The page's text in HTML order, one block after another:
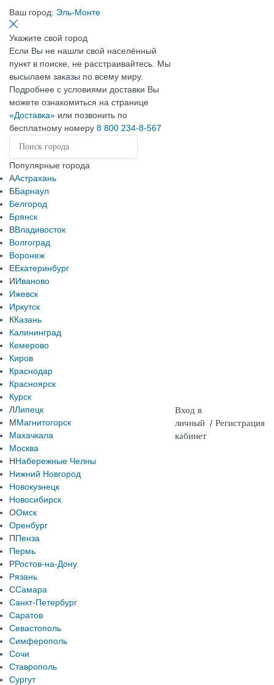
Ваш город: Эль-Монте
Укажите свой город
Если Вы не нашли свой населённый
пункт в поиске, не расстраивайтесь. Мы
высылаем заказы по всему миру.
Подробнее с условиями доставки Вы
можете ознакомиться на странице
«Доставка» или позвонить по
бесплатному номеру 8 800 234-8-567
Популярные города
ААстрахань
ББарнаул
Белгород
Брянск
ВВладивосток
Волгоград
Воронеж
ЕЕкатеринбург
ИИваново
Ижевск
Иркутск
ККазань
Калининград
Кемерово
Киров
Краснодар
Красноярск
Курск
ЛЛипецк
ММагнитогорск
Махачкала
Москва
ННабережные Челны
Нижний Новгород
Новокузнецк
Новосибирск
ООмск
Оренбург
ППенза
Пермь
РРостов-на-Дону
Рязань
ССамара
Санкт-Петербург
Саратов
Севастополь
Симферополь
Сочи
Ставрополь
Сургут
Вход в
личный
кабинет
/ Регистрация